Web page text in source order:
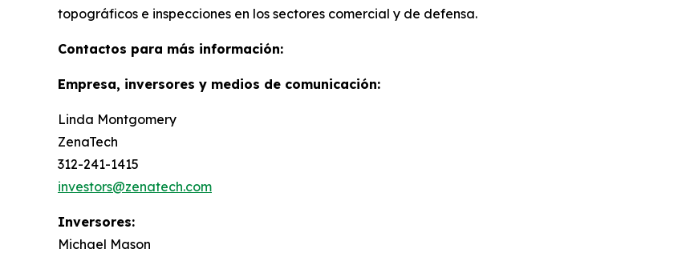
topográficos e inspecciones en los sectores comercial y de defensa.
Contactos para más información:
Empresa, inversores y medios de comunicación:
Linda Montgomery
ZenaTech
312-241-1415
investors@zenatech.com
Inversores:
Michael Mason